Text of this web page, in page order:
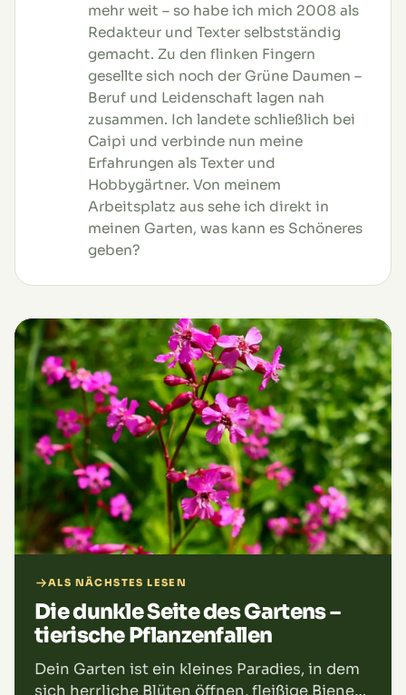
mehr weit – so habe ich mich 2008 als
Redakteur und Texter selbstständig
gemacht. Zu den flinken Fingern
gesellte sich noch der Grüne Daumen –
Beruf und Leidenschaft lagen nah
zusammen. Ich landete schließlich bei
Caipi und verbinde nun meine
Erfahrungen als Texter und
Hobbygärtner. Von meinem
Arbeitsplatz aus sehe ich direkt in
meinen Garten, was kann es Schöneres
geben?
ALS NÄCHSTES LESEN
Die dunkle Seite des Gartens –
tierische Pflanzenfallen
Dein Garten ist ein kleines Paradies, in dem
sich herrliche Blüten öffnen, fleißige Bienen